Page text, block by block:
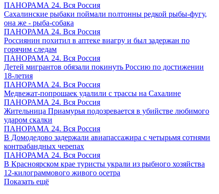
ПАНОРАМА 24. Вся Россия
Сахалинские рыбаки поймали полтонны редкой рыбы-фугу,
она же - рыба-собака
ПАНОРАМА 24. Вся Россия
Россиянин похитил в аптеке виагру и был задержан по
горячим следам
ПАНОРАМА 24. Вся Россия
Детей мигрантов обязали покинуть Россию по достижении
18-летия
ПАНОРАМА 24. Вся Россия
Медвежат-попрошаек удалили с трассы на Сахалине
ПАНОРАМА 24. Вся Россия
Жительница Приамурья подозревается в убийстве любимого
ударом скалки
ПАНОРАМА 24. Вся Россия
В Домодедово задержали авиапассажира с четырьмя сотнями
контрабандных черепах
ПАНОРАМА 24. Вся Россия
В Красноярском крае туристы украли из рыбного хозяйства
12-килограммового живого осетра
Показать ещё